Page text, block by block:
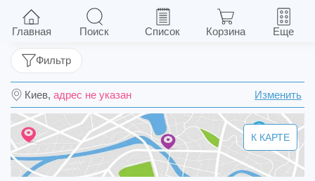
Сермион табл. п/о 30 мг №30 (15х2)
Киев, адрес не указан Изменить
Фильтр
К КАРТЕ
Главная Поиск Список Корзина Еще